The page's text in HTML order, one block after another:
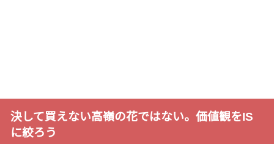
決して買えない高嶺の花ではない。価値観をIS
に絞ろう